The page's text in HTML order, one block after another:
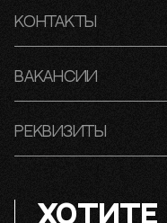
Контакты
Вакансии
Реквизиты
ХОТИТЕ